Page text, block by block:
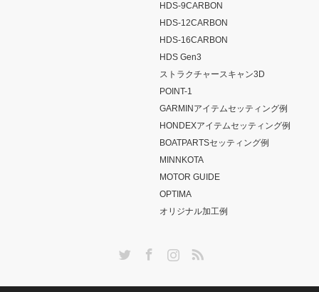
HDS-9CARBON
HDS-12CARBON
HDS-16CARBON
HDS Gen3
ストラクチャースキャン3D
POINT-1
GARMINアイテムセッティング例
HONDEXアイテムセッティング例
BOATPARTSセッティング例
MINNKOTA
MOTOR GUIDE
OPTIMA
オリジナル加工例
RSS